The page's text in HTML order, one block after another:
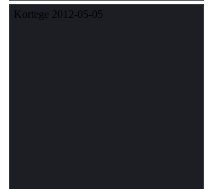
Kortege 2012-05-05